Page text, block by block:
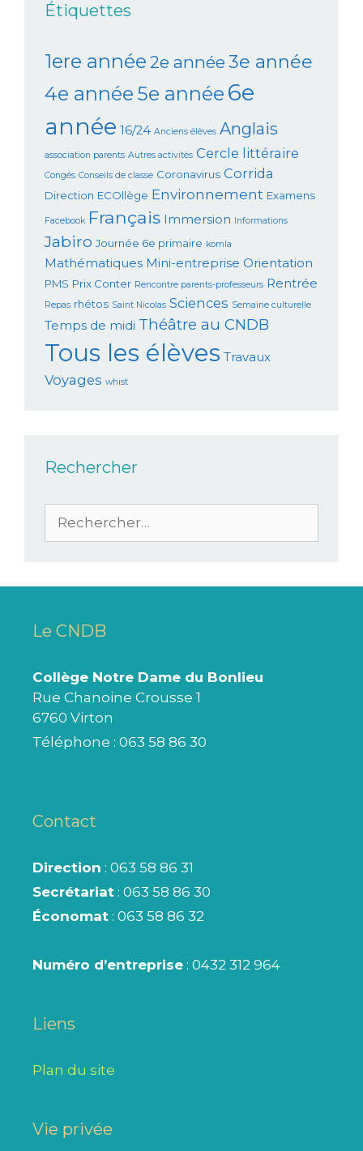
Étiquettes
1ere année 2e année 3e année
4e année 5e année 6e
année 16/24 Anciens élèves Anglais
association parents Autres activités Cercle littéraire
Congés Conseils de classe Coronavirus Corrida
Direction ECOllège Environnement Examens
Facebook Français Immersion Informations
Jabiro Journée 6e primaire komla
Mathématiques Mini-entreprise Orientation
PMS Prix Conter Rencontre parents-professeurs Rentrée
Repas rhétos Saint Nicolas Sciences Semaine culturelle
Temps de midi Théâtre au CNDB
Tous les élèves Travaux
Voyages whist
Rechercher
Le CNDB
Collège Notre Dame du Bonlieu
Rue Chanoine Crousse 1
6760 Virton
Téléphone : 063 58 86 30
Contact
Direction : 063 58 86 31
Secrétariat : 063 58 86 30
Économat : 063 58 86 32
Numéro d’entreprise : 0432 312 964
Liens
Plan du site
Vie privée